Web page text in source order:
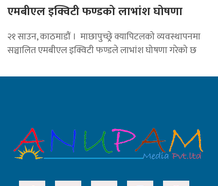
एमबीएल इक्विटी फण्डको लाभांश घोषणा
२१ साउन, काठमाडाैं । माछापुच्छ्र्रे क्यापिटलको व्यवस्थापनमा
सञ्चालित एमबीएल इक्विटी फण्डले लाभांश घोषणा गरेको छ